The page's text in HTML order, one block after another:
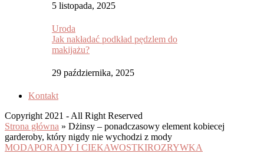
5 listopada, 2025
Uroda
Jak nakładać podkład pędzlem do
makijażu?
29 października, 2025
Kontakt
Copyright 2021 - All Right Reserved
Strona główna » Dżinsy – ponadczasowy element kobiecej
garderoby, który nigdy nie wychodzi z mody
MODAPORADY I CIEKAWOSTKIROZRYWKA